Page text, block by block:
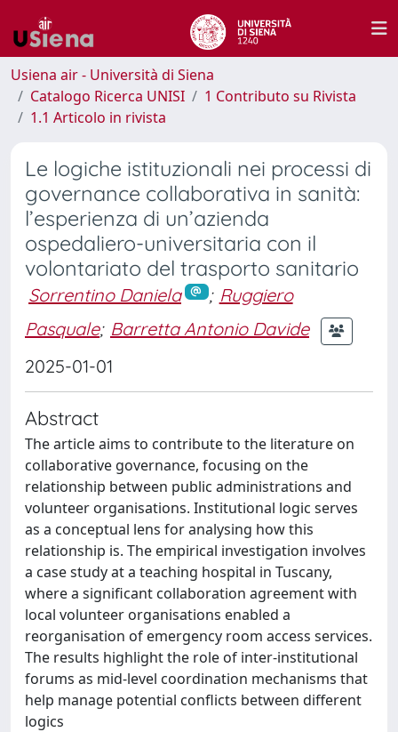
Usiena air - Università di Siena
Catalogo Ricerca UNISI
1 Contributo su Rivista
1.1 Articolo in rivista
Le logiche istituzionali nei processi di
governance collaborativa in sanità:
l’esperienza di un’azienda
ospedaliero-universitaria con il
volontariato del trasporto sanitario
Sorrentino Daniela ; Ruggiero
Pasquale; Barretta Antonio Davide
2025-01-01
Abstract
The article aims to contribute to the literature on
collaborative governance, focusing on the
relationship between public administrations and
volunteer organisations. Institutional logic serves
as a conceptual lens for analysing how this
relationship is. The empirical investigation involves
a case study at a teaching hospital in Tuscany,
where a significant collaboration agreement with
local volunteer organisations enabled a
reorganisation of emergency room access services.
The results highlight the role of inter-institutional
forums as mid-level coordination mechanisms that
help manage potential conflicts between different
logics